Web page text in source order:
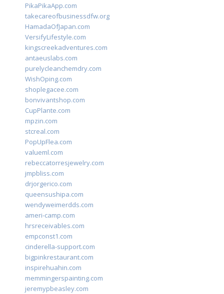
PikaPikaApp.com
takecareofbusinessdfw.org
HamadaOfJapan.com
VersifyLifestyle.com
kingscreekadventures.com
antaeuslabs.com
purelycleanchemdry.com
WishOping.com
shoplegacee.com
bonvivantshop.com
CupPlante.com
mpzin.com
stcreal.com
PopUpFlea.com
valueml.com
rebeccatorresjewelry.com
jmpbliss.com
drjorgerico.com
queensushipa.com
wendyweimerdds.com
ameri-camp.com
hrsreceivables.com
empconst1.com
cinderella-support.com
bigpinkrestaurant.com
inspirehuahin.com
memmingerspainting.com
jeremypbeasley.com